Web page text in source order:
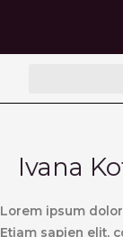
obsah
Ivana
Lorem ipsum
Etiam sapien elit,